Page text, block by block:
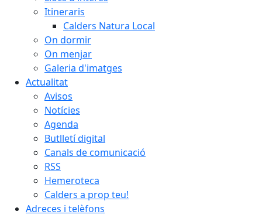
Itineraris
Calders Natura Local
On dormir
On menjar
Galeria d'imatges
Actualitat
Avisos
Notícies
Agenda
Butlletí digital
Canals de comunicació
RSS
Hemeroteca
Calders a prop teu!
Adreces i telèfons